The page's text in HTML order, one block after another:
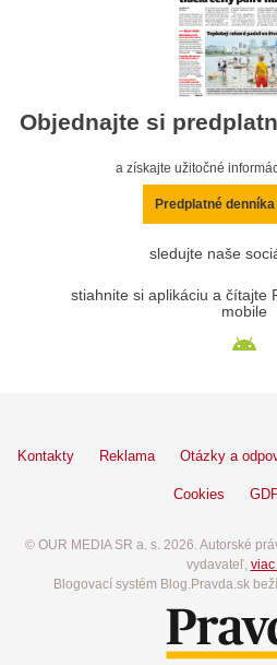
Objednajte si
a získajte užitočné
Predplatné
sledujte naše
stiahnite si aplikáciu a čítajte
mobile
Kontakty Reklama Otázky a
Cookies
© OUR MEDIA SR a. s. 2026. Autorské
vydavateľ, viac
Blogovací systém Blog.Pravda.sk